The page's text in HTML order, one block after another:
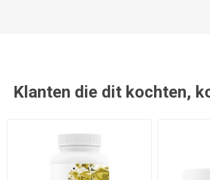
Klanten die dit kochten,